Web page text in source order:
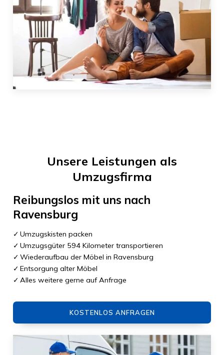
Unsere Leistungen als
Umzugsfirma
Reibungslos mit uns nach
Ravensburg
Umzugskisten packen
Umzugsgüter 594 Kilometer transportieren
Wiederaufbau der Möbel in Ravensburg
Entsorgung alter Möbel
Alles weitere gerne auf Anfrage
KOSTENLOS ANFRAGEN